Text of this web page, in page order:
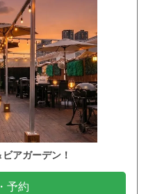
アガーデン！
予約